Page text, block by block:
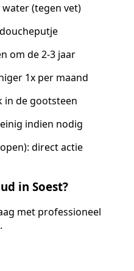
(tegen vet)
om de 2-3 jaar
1x per maand
in de gootsteen
indien nodig
direct actie
in Soest?
met professioneel